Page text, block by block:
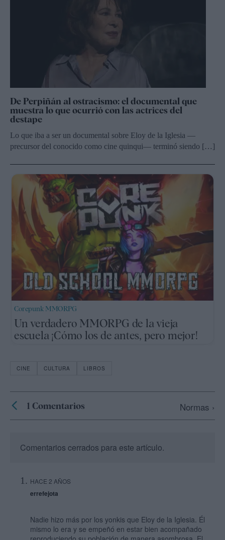
De Perpiñán al ostracismo: el documental que
muestra lo que ocurrió con las actrices del
destape
Lo que iba a ser un documental sobre Eloy de la Iglesia —
precursor del conocido como cine quinqui— terminó siendo […]
Corepunk MMORPG
Un verdadero MMORPG de la vieja
escuela ¡Cómo los de antes, pero mejor!
CINE CULTURA LIBROS
1 Comentarios Normas ›
Comentarios cerrados para este artículo.
HACE 2 AÑOS
errefejota
Nadie hizo más por los yonkis que Eloy de la Iglesia. Él
mismo lo era y se empeñó en estar bien acompañado